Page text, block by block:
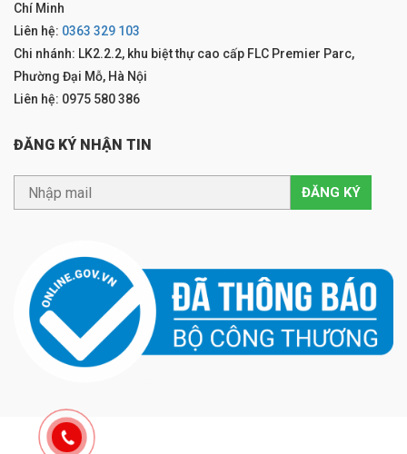
Chí Minh
Liên hệ: 0363 329 103
Chi nhánh: LK2.2.2, khu biệt thự cao cấp FLC Premier Parc,
Phường Đại Mỗ, Hà Nội
Liên hệ: 0975 580 386
ĐĂNG KÝ NHẬN TIN